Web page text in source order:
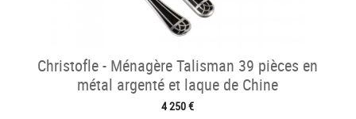
Christofle - Ménagère Talisman 39 pièces en
métal argenté et laque de Chine
4 250 €